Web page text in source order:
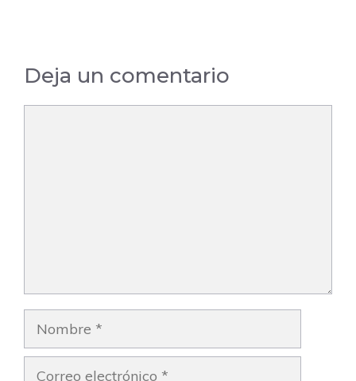
Deja un comentario
Nombre
Correo